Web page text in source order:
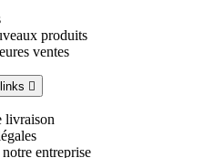
produits
ventes

livraison
entreprise